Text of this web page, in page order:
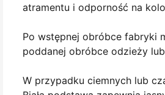
atramentu i odporność na
Po wstępnej obróbce fabryki
poddanej obróbce odzieży
W przypadku ciemnych lub